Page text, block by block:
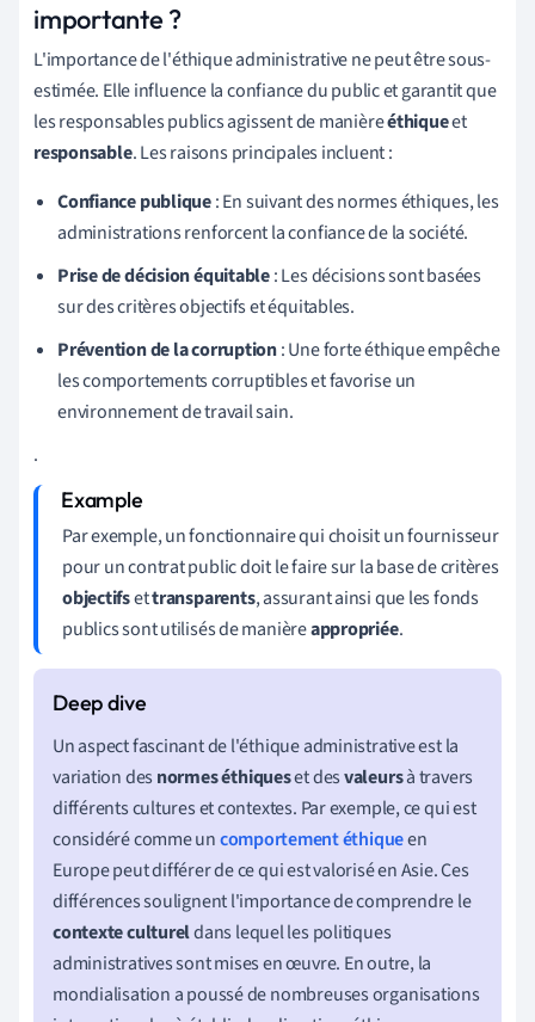
importante ?
L'importance de l'éthique administrative ne peut être sous-
estimée. Elle influence la confiance du public et garantit que
les responsables publics agissent de manièreéthiqueet
responsable. Les raisons principales incluent :
Confiance publique: En suivant des normes éthiques, les
administrations renforcent la confiance de la société.
Prise de décision équitable: Les décisions sont basées
sur des critères objectifs et équitables.
Prévention de la corruption: Une forte éthique empêche
les comportements corruptibles et favorise un
environnement de travail sain.
.
Par exemple, un fonctionnaire qui choisit un fournisseur
pour un contrat public doit le faire sur la base de critères
objectifsettransparents, assurant ainsi que les fonds
publics sont utilisés de manièreappropriée.
Un aspect fascinant de l'éthique administrative est la
variation des normes éthiqueset desvaleursà travers
différents cultures et contextes. Par exemple, ce qui est
considéré comme uncomportement éthiqueen
Europe peut différer de ce qui est valorisé en Asie. Ces
différences soulignent l'importance de comprendre le
contexte cultureldans lequel les politiques
administratives sont mises en œuvre. En outre, la
mondialisation a poussé de nombreuses organisations